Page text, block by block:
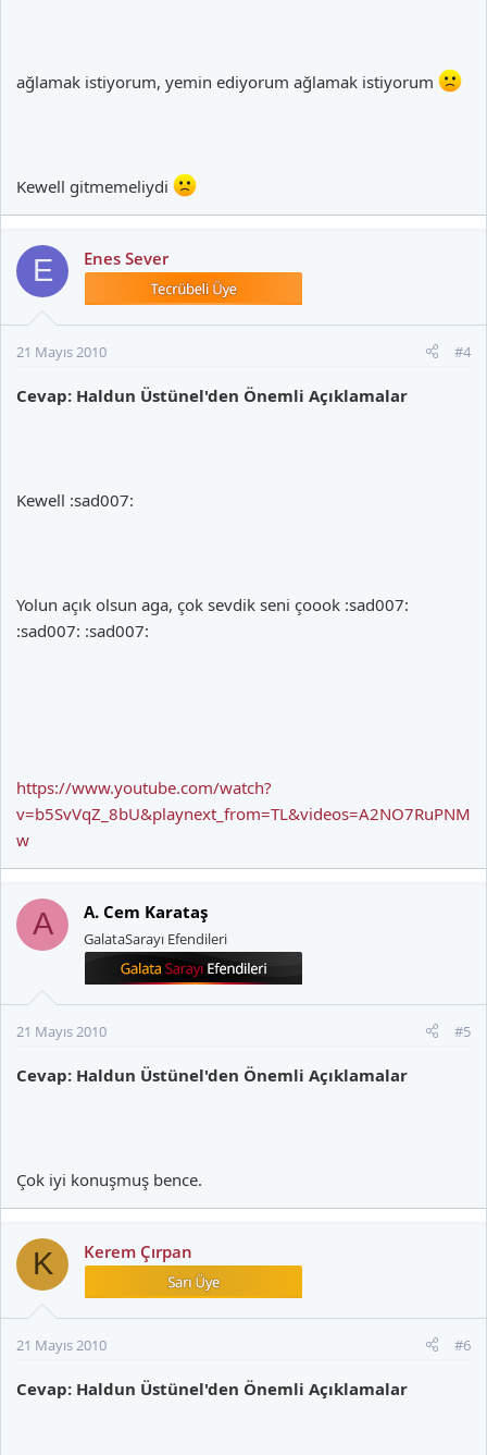
ağlamak istiyorum, yemin ediyorum ağlamak istiyorum
Kewell gitmemeliydi
E Enes Sever
21 Mayıs 2010 #4
Cevap: Haldun Üstünel'den Önemli Açıklamalar
Kewell :sad007:
Yolun açık olsun aga, çok sevdik seni çoook :sad007:
:sad007: :sad007:
https://www.youtube.com/watch?
v=b5SvVqZ_8bU&playnext_from=TL&videos=A2NO7RuPNM
w
A A. Cem Karataş
GalataSarayı Efendileri
21 Mayıs 2010 #5
Cevap: Haldun Üstünel'den Önemli Açıklamalar
Çok iyi konuşmuş bence.
K Kerem Çırpan
21 Mayıs 2010 #6
Cevap: Haldun Üstünel'den Önemli Açıklamalar